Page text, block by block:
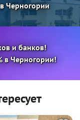
Черногории
и банков!
в Черногории!